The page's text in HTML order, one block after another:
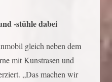
-stühle dabei
gleich neben dem
mit Kunstrasen und
„Das machen wir